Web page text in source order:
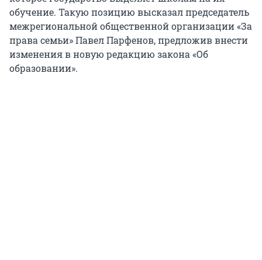
обучение. Такую позицию высказал председатель
межрегиональной общественной организации «За
права семьи» Павел Парфенов, предложив внести
изменения в новую редакцию закона «Об
образовании».